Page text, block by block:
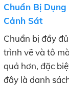
Chuẩn Bị Dụng
Cảnh Sát
Chuẩn bị đầy
trình vẽ và tô
quả hơn, đặc
đây là danh